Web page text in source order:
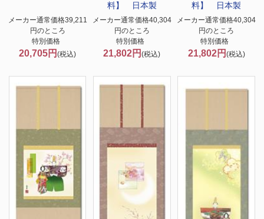
メーカー通常価格39,211
円のところ
特別価格
20,705円(税込)
料】 日本製
メーカー通常価格40,304
円のところ
特別価格
21,802円(税込)
料】 日本製
メーカー通常価格40,304
円のところ
特別価格
21,802円 (税込)